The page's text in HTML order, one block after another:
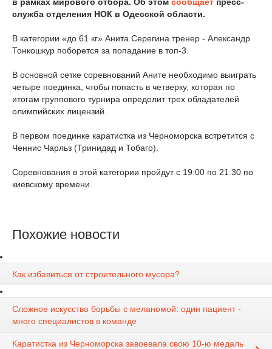
служба отделения НОК в Одесской области.
В категории «до 61 кг» Анита Серегина тренер - Александр
Тонкошкур поборется за попадание в топ-3.
В основной сетке соревнований Аните необходимо выиграть
четыре поединка, чтобы попасть в четверку, которая по
итогам группового турнира определит трех обладателей
олимпийских лицензий.
В первом поединке каратистка из Черноморска встретится с
Ченнис Чарльз (Тринидад и Тобаго).
Соревнования в этой категории пройдут с 19:00 по 21:30 по
киевскому времени.
Похожие новости
Как избавиться от строительного мусора?
Сложное искусство борьбы с меланомой: один пациент -
много специалистов в команде
Каратистка из Черноморска завоевала свою 10-ю медаль